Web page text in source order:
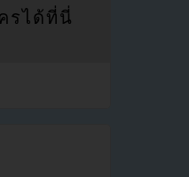
รได้ที่นี่